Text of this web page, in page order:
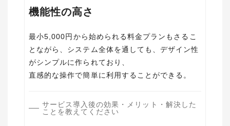
機能性の高さ
最小5,000円から始められる料金プランもさるこ
とながら、システム全体を通しても、デザイン性
がシンプルに作られており、
サービス導入後の効果・メリット・解決した
ことを教えてください